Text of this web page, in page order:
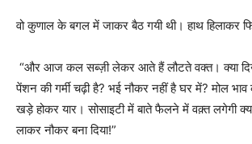
वो कुणाल के बगल में जाकर बैठ गयी थी। हाथ हिलाकर
“और आज कल सब्ज़ी लेकर आते हैं लौटते वक्त। क्या
पेंशन की गर्मी चढ़ी है? भई नौकर नहीं है घर में? मोल
खड़े होकर यार। सोसाइटी में बाते फैलने में वक़्त लगेगी
लाकर नौकर बना दिया!”